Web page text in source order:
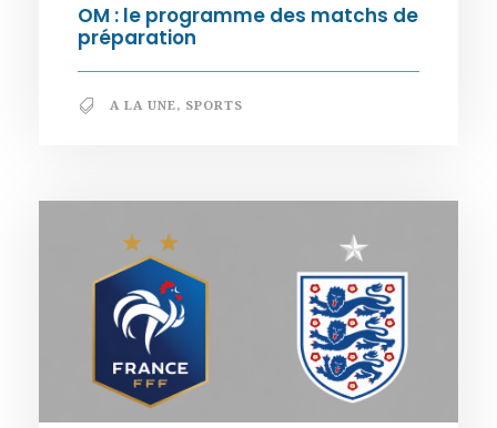
OM : le programme des matchs de
préparation
A LA UNE, SPORTS